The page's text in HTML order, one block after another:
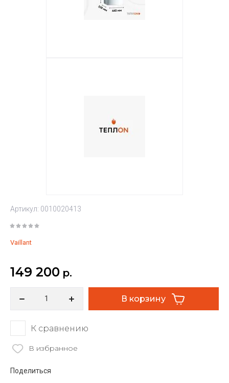
Артикул: 0010020413
Vaillant
149 200 р.
В корзину
К сравнению
В избранное
Поделиться